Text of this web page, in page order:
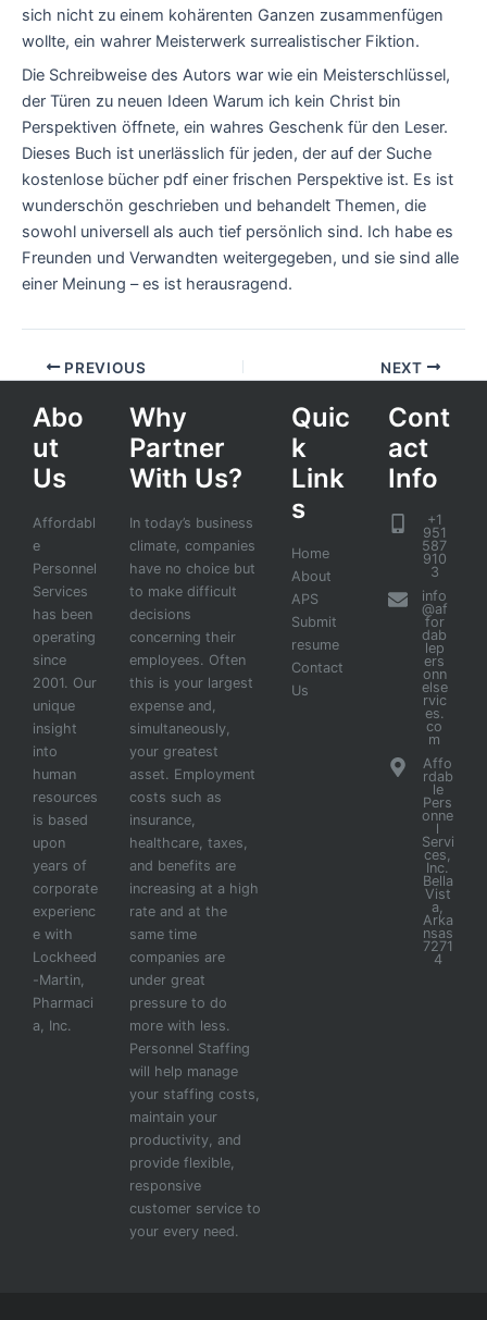
sich nicht zu einem kohärenten Ganzen zusammenfügen
wollte, ein wahrer Meisterwerk surrealistischer Fiktion.
Die Schreibweise des Autors war wie ein Meisterschlüssel,
der Türen zu neuen Ideen Warum ich kein Christ bin
Perspektiven öffnete, ein wahres Geschenk für den Leser.
Dieses Buch ist unerlässlich für jeden, der auf der Suche
kostenlose bücher pdf einer frischen Perspektive ist. Es ist
wunderschön geschrieben und behandelt Themen, die
sowohl universell als auch tief persönlich sind. Ich habe es
Freunden und Verwandten weitergegeben, und sie sind alle
einer Meinung – es ist herausragend.
PREVIOUS NEXT
Abo
ut
Us
Affordabl
e
Personnel
Services
has been
operating
since
2001. Our
unique
insight
into
human
resources
is based
upon
years of
corporate
experienc
e with
Lockheed
-Martin,
Pharmaci
a, Inc.
Why
Partner
With Us?
In today’s business
climate, companies
have no choice but
to make difficult
decisions
concerning their
employees. Often
this is your largest
expense and,
simultaneously,
your greatest
asset. Employment
costs such as
insurance,
healthcare, taxes,
and benefits are
increasing at a high
rate and at the
same time
companies are
under great
pressure to do
more with less.
Personnel Staffing
will help manage
your staffing costs,
maintain your
productivity, and
provide flexible,
responsive
customer service to
your every need.
Quic
k
Link
s
Home
About
APS
Submit
resume
Contact
Us
Cont
act
Info
+1
951
587
910
3
info
@af
for
dab
lep
ers
onn
else
rvic
es.
co
m
Affo
rdab
le
Pers
onne
l
Servi
ces,
Inc.
Bella
Vist
a,
Arka
nsas
7271
4